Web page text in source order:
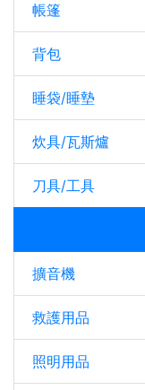
帳篷
背包
睡袋/睡墊
炊具/瓦斯爐
刀具/工具
擴音機
救護用品
照明用品